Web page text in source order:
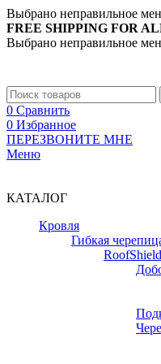
Выбрано неправильное
FREE SHIPPING FOR
Выбрано неправильное
0 Сравнить
0 Избранное
ПЕРЕЗВОНИТЕ МНЕ
Меню
КАТАЛОГ
Кровля
Гибкая
RoofShield